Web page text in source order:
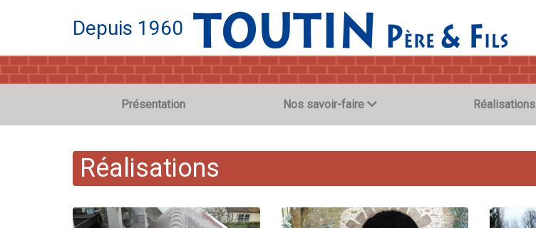
Depuis 1960
Présentation Nos savoir-faire Réalisations
Réalisations